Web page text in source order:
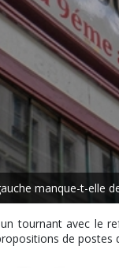
manque-t-elle
tournant avec le
de postes